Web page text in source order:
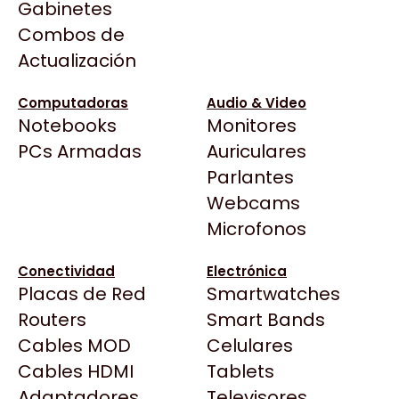
Gabinetes
Combos de
Actualización
Computadoras
Notebooks
PCs Armadas
Audio & Video
Monitores
Auriculares
Parlantes
Webcams
Microfonos
Conectividad
Placas de Red
Routers
Cables MOD
Cables HDMI
Electrónica
Smartwatches
Smart Bands
Celulares
Tablets
Arkham
Asrock
BenQ
CX
Cooler Master
Deepcool
Dell
EVGA
Gamemax
Genesis
Todas las Tiendas
Click Gaming
Compufan Store
Dinobyte
Full H4rd
Gaming City
populares
Motherboards Memorias RAM
Gabinetes
TIENDA OFICIAL